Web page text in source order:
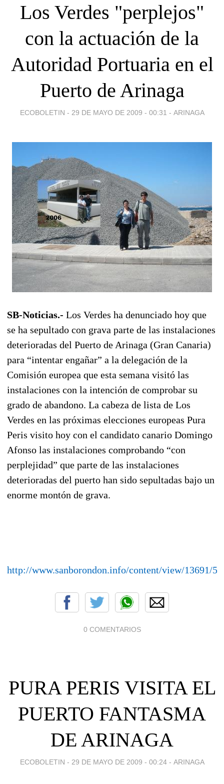
Los Verdes "perplejos"
con la actuación de la
Autoridad Portuaria en el
Puerto de Arinaga
ECOBOLETIN - 29 DE MAYO DE 2009 - 00:31 - ARINAGA
SB-Noticias.- Los Verdes ha denunciado hoy que
se ha sepultado con grava parte de las instalaciones
deterioradas del Puerto de Arinaga (Gran Canaria)
para “intentar engañar” a la delegación de la
Comisión europea que esta semana visitó las
instalaciones con la intención de comprobar su
grado de abandono. La cabeza de lista de Los
Verdes en las próximas elecciones europeas Pura
Peris visito hoy con el candidato canario Domingo
Afonso las instalaciones comprobando “con
perplejidad” que parte de las instalaciones
deterioradas del puerto han sido sepultadas bajo un
enorme montón de grava.
http://www.sanborondon.info/content/view/13691/
0 COMENTARIOS
PURA PERIS VISITA EL
PUERTO FANTASMA
DE ARINAGA
ECOBOLETIN - 29 DE MAYO DE 2009 - 00:24 - ARINAGA